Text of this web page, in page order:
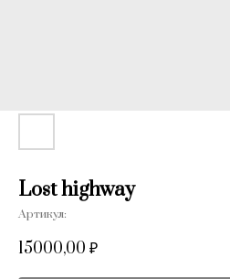
Lost highway
Артикул:
15000,00 ₽